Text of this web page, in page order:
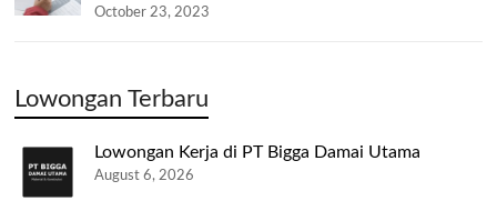
October 23, 2023
Lowongan Terbaru
Lowongan Kerja di PT Bigga Damai Utama
August 6, 2026